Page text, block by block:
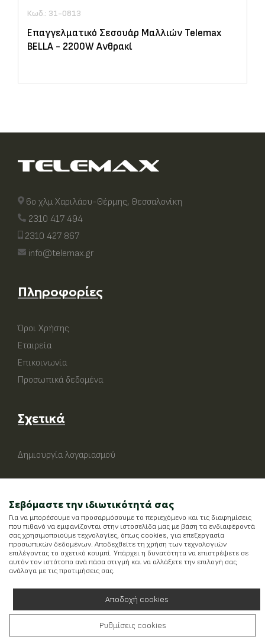
Κωδ.: 31-0813
Επαγγελματικό Σεσουάρ Μαλλιών Telemax
BELLA - 2200W Ανθρακί
6ο χλμ Χαριλάου-Θέρμης, Θεσσαλονίκη
2310 417 494
2310 427 867
info@telemax.gr
Πληροφορίες
Όροι Χρήσης
Εταιρεία
Επικοινωνία
Προσωπικά δεδομένα
Σχετικά
Δημιουργία λογαριασμού
Running onWefia- Created by
Σεβόμαστε την ιδιωτικότητά σας
Για να μπορέσουμε να προσαρμόσουμε το περιεχόμενο και τις διαφημίσεις
που πιθανό να εμφανίζονται στην ιστοσελίδα μας με βάση τα ενδιαφέροντά
σας χρησιμοποιούμε τεχνολογίες, όπως cookies, για επεξεργασία
προσωπικών δεδομένων. Αποδεχθείτε τη χρήση των τεχνολογιών
επιλέγοντας το σχετικό κουμπί. Υπάρχει η δυνατότητα να επιστρέψετε σε
αυτόν τον ιστότοπο ανά πάσα στιγμή και να αλλάξετε την επιλογή σας
ανάλογα με τις προτιμήσεις σας.
Αποδοχή cookies
Ρυθμίσεις cookies